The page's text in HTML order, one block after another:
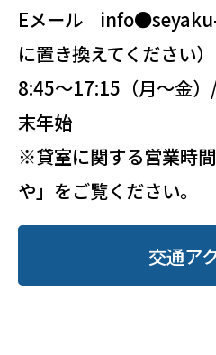
Eメール
に置き換えてください）
8:45～17:15（月～金
末年始
※貸室に関する営業時
や」をご覧ください。
交通ア